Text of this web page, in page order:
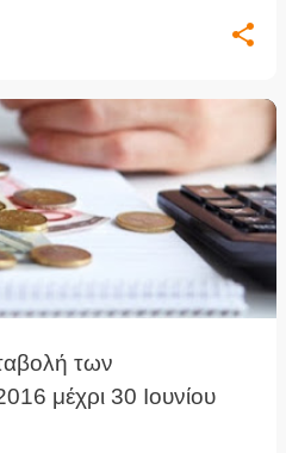
των
μέχρι 30 Ιουνίου